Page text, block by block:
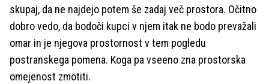
skupaj, da ne najdejo potem še zadaj več prostora. Očitno
dobro vedo, da bodoči kupci v njem itak ne bodo prevažali
omar in je njegova prostornost v tem pogledu
postranskega pomena. Koga pa vseeno zna prostorska
omejenost zmotiti.